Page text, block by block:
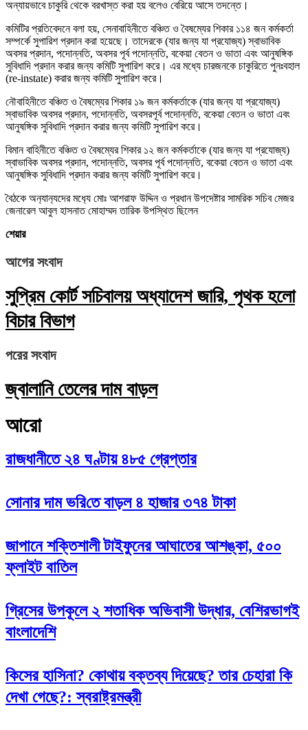
অন্যায়ভাবে চাকুরি থেকে বরখাস্ত করা হয় বলেও বেরিয়ে আসে তদন্তে।
কমিটির প্রতিবেদনে বলা হয়, সেনাবাহিনীতে বঞ্চিত ও বৈষম্যের শিকার ১১৪ জন কর্মকর্তা
সম্পর্কে সুপারিশ প্রদান করা হয়েছে। তাদেরকে (যার জন্য যা প্রযোজ্য) স্বাভাবিক
অবসর প্রদান, পদোন্নতি, অবসর পূর্ব পদোন্নতি, বকেয়া বেতন ও ভাতা এবং আনুষঙ্গিক
সুবিধাদি প্রদান করার জন্য কমিটি সুপারিশ করে। এর মধ্যে চারজনকে চাকুরিতে পুনঃবহাল
(re-instate) করার জন্য কমিটি সুপারিশ করে।
নৌবাহিনীতে বঞ্চিত ও বৈষম্যের শিকার ১৯ জন কর্মকর্তাকে (যার জন্য যা প্রযোজ্য)
স্বাভাবিক অবসর প্রদান, পদোন্নতি, অবসরপূর্ব পদোন্নতি, বকেয়া বেতন ও ভাতা এবং
আনুষঙ্গিক সুবিধাদি প্রদান করার জন্য কমিটি সুপারিশ করে।
বিমান বাহিনীতে বঞ্চিত ও বৈষম্যের শিকার ১২ জন কর্মকর্তাকে (যার জন্য যা প্রযোজ্য)
স্বাভাবিক অবসর প্রদান, পদোন্নতি, অবসর পূর্ব পদোন্নতি, বকেয়া বেতন ও ভাতা এবং
আনুষঙ্গিক সুবিধাদি প্রদান করার জন্য কমিটি সুপারিশ করে।
বৈঠকে অন‍্যান‍্যদের মধ‍্যে মোঃ আশরাফ উদ্দিন ও প্রধান উপদেষ্টার সামরিক সচিব মেজর
জেনারেল আবুল হাসনাত মোহাম্মদ তারিক উপস্থিত ছিলেন
শেয়ার
আগের সংবাদ
সুপ্রিম কোর্ট সচিবালয় অধ্যাদেশ জারি, পৃথক হলো
বিচার বিভাগ
পরের সংবাদ
জ্বালানি তেলের দাম বাড়ল
আরো
রাজধানীতে ২৪ ঘণ্টায় ৪৮৫ গ্রেপ্তার
সোনার দাম ভ‌রি‌তে বাড়ল ৪ হাজার ৩৭৪ টাকা
জাপানে শক্তিশালী টাইফুনের আঘাতের আশঙ্কা, ৫০০
ফ্লাইট বাতিল
গ্রিসের উপকূলে ২ শতাধিক অভিবাসী উদ্ধার, বেশিরভাগই
বাংলাদেশি
কিসের হাসিনা? কোথায় বক্তব্য দিয়েছে? তার চেহারা কি
দেখা গেছে?: স্বরাষ্ট্রমন্ত্রী